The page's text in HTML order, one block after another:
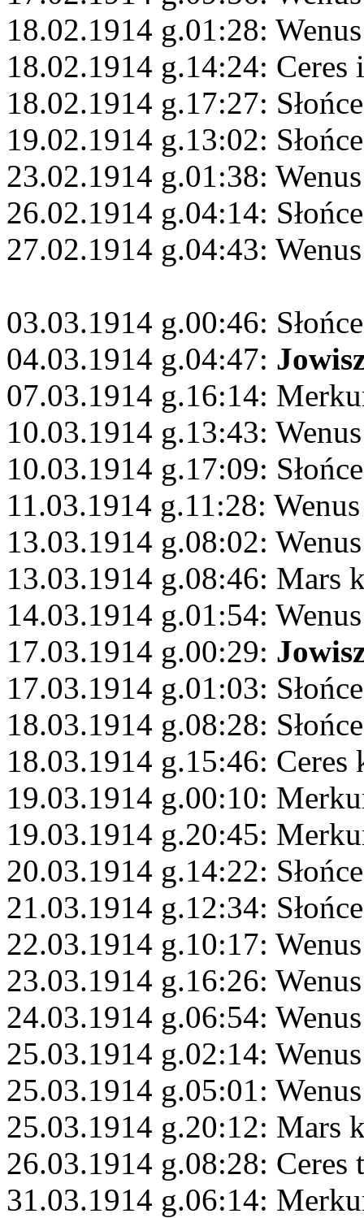
18.02.1914 g.01:28:
18.02.1914 g.14:24: Ceres
18.02.1914 g.17:27:
19.02.1914 g.13:02:
23.02.1914 g.01:38:
26.02.1914 g.04:14:
27.02.1914 g.04:43:
03.03.1914 g.00:46:
04.03.1914 g.04:47:
07.03.1914 g.16:14:
10.03.1914 g.13:43:
10.03.1914 g.17:09:
11.03.1914 g.11:28:
13.03.1914 g.08:02:
13.03.1914 g.08:46: Mars
14.03.1914 g.01:54:
17.03.1914 g.00:29:
17.03.1914 g.01:03:
18.03.1914 g.08:28:
18.03.1914 g.15:46:
19.03.1914 g.00:10:
19.03.1914 g.20:45:
20.03.1914 g.14:22:
21.03.1914 g.12:34:
22.03.1914 g.10:17:
23.03.1914 g.16:26:
24.03.1914 g.06:54:
25.03.1914 g.02:14:
25.03.1914 g.05:01:
25.03.1914 g.20:12: Mars
26.03.1914 g.08:28: Ceres
31.03.1914 g.06:14: